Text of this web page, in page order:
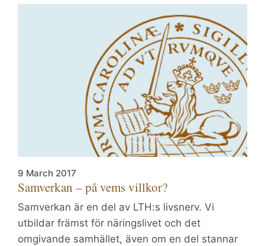
9 March 2017
Samverkan – på vems villkor?
Samverkan är en del av LTH:s livsnerv. Vi
utbildar främst för näringslivet och det
omgivande samhället, även om en del stannar